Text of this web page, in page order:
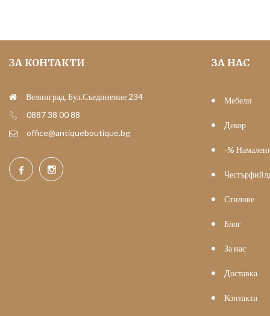
ЗА КОНТАКТИ
Велинград, Бул.Съединение 234
0887 38 00 88
office@antiqueboutique.bg
ЗА НАС
Мебели
Декор
-%
Стилове
Блог
За нас
Доставка
Контакти